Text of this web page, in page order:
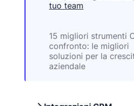
tuo team
15 migliori strumenti
confronto: le migliori
soluzioni per la
aziendale